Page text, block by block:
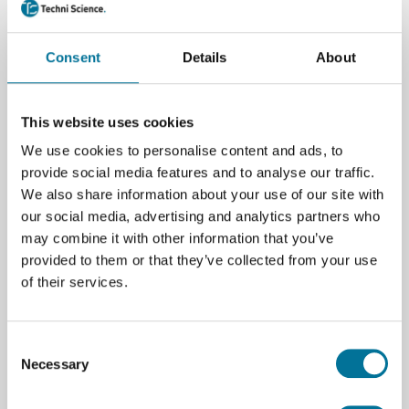
Consent Details About
This website uses cookies
We use cookies to personalise content and ads, to
provide social media features and to analyse our traffic.
We also share information about your use of our site with
our social media, advertising and analytics partners who
may combine it with other information that you’ve
provided to them or that they’ve collected from your use
of their services.
Selection
Necessary
geïntegreerde TCP/IP-protocol stack die toegang kan
bieden tot een Wi-Fi-netwerk, of kan fungeren als
een toegangspunt.
De Arduino UNO WiFi Rev.2 heeft
- waarvan 5 kunnen worden gebruikt als PWM-
uitgangen
- 6 analoge ingangen
- een USB-aansluiting
- een voedingsaansluiting
- een ICSP-header
- een resetknop.
Het bevat alles wat nodig is om de microcontroller te